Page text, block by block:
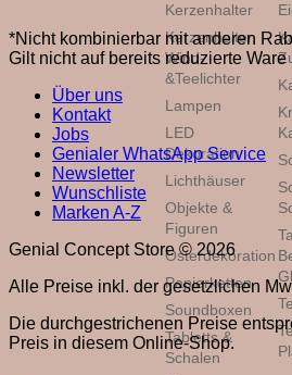
Kerzenhalter
Kerzenhalter,
Wind-
&Teelichter
Lampen
LED
Dekoration
Lichthäuser
Objekte &
Figuren
Osterdekoration
Papierketten
Soundboxen
Tabletts &
Schalen
*Nicht kombinierbar mit anderen
Gilt nicht auf bereits reduzierte
Über uns
Kontakt
Jobs
Genialer WhatsApp Service
Newsletter
Wunschliste
Marken A-Z
Genial Concept Store © 2026
Alle Preise inkl. der gesetzlichen
Die durchgestrichenen Preise
Preis in diesem Online-Shop.